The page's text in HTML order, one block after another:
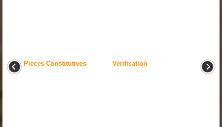
Pieces Constitutives Verification